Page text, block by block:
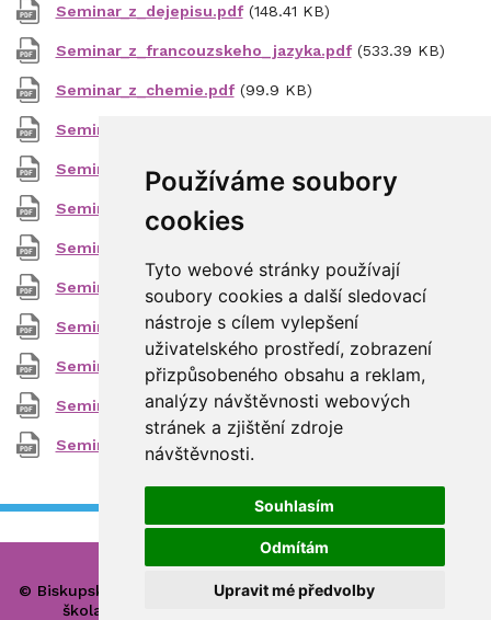
Používáme soubory
cookies
Tyto webové stránky používají
soubory cookies a další sledovací
nástroje s cílem vylepšení
uživatelského prostředí, zobrazení
přizpůsobeného obsahu a reklam,
analýzy návštěvnosti webových
stránek a zjištění zdroje
návštěvnosti.
Souhlasím
Odmítám
Upravit mé předvolby
Seminar_z_dejepisu.pdf (148.41 KB)
Seminar_z_francouzskeho_jazyka.pdf (533.39 KB)
Seminar_z_chemie.pdf (99.9 KB)
Seminar_z_informatiky.pdf
Seminar_z_latinskeho_jazyka.pdf (109.06 KB)
Seminar_z_matematiky_dvoulety.pdf
Seminar_z_nemeckeho_jazyka.pdf
Seminar_z_politologie.pdf (133.21 KB)
Seminar_z_psychologie.pdf (120.36 KB)
Seminar_z_religionistiky.pdf (174.75 KB)
Seminar_ze_spanelskeho_jazyka.pdf (100.44 KB)
Seminar_ze_zemepisu.pdf
© Biskupské gymnázium, církevní základní škola, mateřská
škola a základní umělecká škola Hradec Králové